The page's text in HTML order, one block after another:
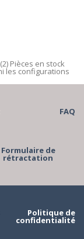
(2) Pièces en stock
les configurations
FAQ
Formulaire de
rétractation
Politique de
confidentialité